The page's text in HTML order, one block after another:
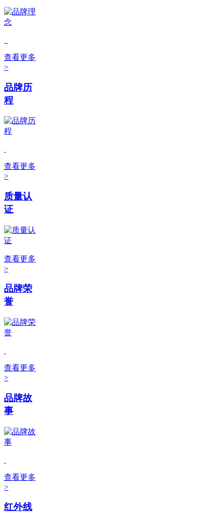
查看更多
>
品牌历
程
查看更多
>
质量认
证
查看更多
>
品牌荣
誉
查看更多
>
品牌故
事
查看更多
>
红外线